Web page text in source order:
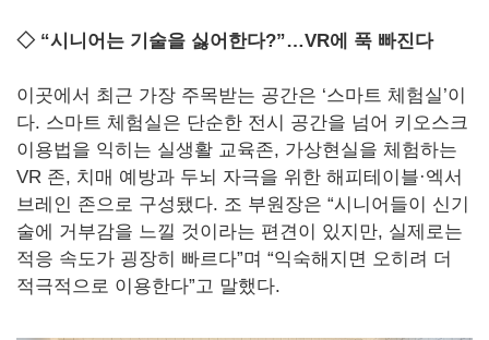
◇ “시니어는 기술을 싫어한다?”…VR에 푹 빠진다
이곳에서 최근 가장 주목받는 공간은 ‘스마트 체험실’이
다. 스마트 체험실은 단순한 전시 공간을 넘어 키오스크
이용법을 익히는 실생활 교육존, 가상현실을 체험하는
VR 존, 치매 예방과 두뇌 자극을 위한 해피테이블·엑서
브레인 존으로 구성됐다. 조 부원장은 “시니어들이 신기
술에 거부감을 느낄 것이라는 편견이 있지만, 실제로는
적응 속도가 굉장히 빠르다”며 “익숙해지면 오히려 더
적극적으로 이용한다”고 말했다.